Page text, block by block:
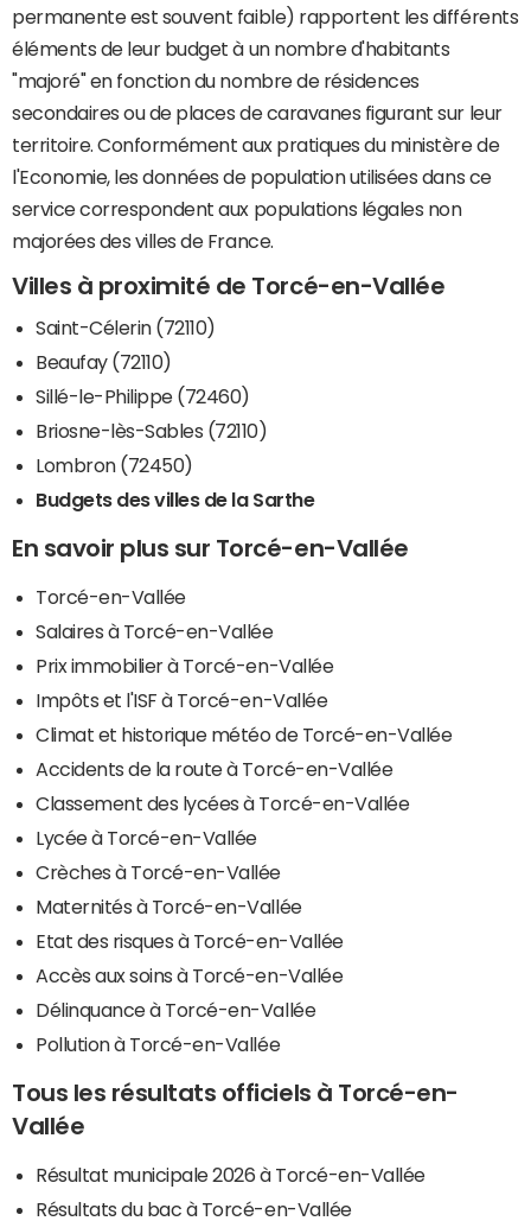
permanente est souvent faible) rapportent les différents
éléments de leur budget à un nombre d'habitants
"majoré" en fonction du nombre de résidences
secondaires ou de places de caravanes figurant sur leur
territoire. Conformément aux pratiques du ministère de
l'Economie, les données de population utilisées dans ce
service correspondent aux populations légales non
majorées des villes de France.
Villes à proximité de Torcé-en-Vallée
Saint-Célerin (72110)
Beaufay (72110)
Sillé-le-Philippe (72460)
Briosne-lès-Sables (72110)
Lombron (72450)
Budgets des villes de la Sarthe
En savoir plus sur Torcé-en-Vallée
Torcé-en-Vallée
Salaires à Torcé-en-Vallée
Prix immobilier à Torcé-en-Vallée
Impôts et l'ISF à Torcé-en-Vallée
Climat et historique météo de Torcé-en-Vallée
Accidents de la route à Torcé-en-Vallée
Classement des lycées à Torcé-en-Vallée
Lycée à Torcé-en-Vallée
Crèches à Torcé-en-Vallée
Maternités à Torcé-en-Vallée
Etat des risques à Torcé-en-Vallée
Accès aux soins à Torcé-en-Vallée
Délinquance à Torcé-en-Vallée
Pollution à Torcé-en-Vallée
Tous les résultats officiels à Torcé-en-
Vallée
Résultat municipale 2026 à Torcé-en-Vallée
Résultats du bac à Torcé-en-Vallée